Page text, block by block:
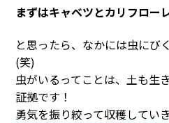
まずはキャベツとカリフロー
と思ったら、なかには虫にび
(笑)
虫がいるってことは、土も生
証拠です！
勇気を振り絞って収穫してい